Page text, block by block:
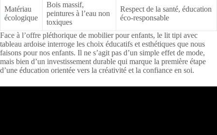
Matériau
écologique
Bois massif,
peintures à l’eau non
toxiques
Respect de la santé, éducation
éco-responsable
Face à l’offre pléthorique de mobilier pour enfants, le lit tipi avec
tableau ardoise interroge les choix éducatifs et esthétiques que nous
faisons pour nos enfants. Il ne s’agit pas d’un simple effet de mode,
mais bien d’un investissement durable qui marque la première étape
d’une éducation orientée vers la créativité et la confiance en soi.